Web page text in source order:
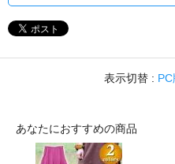
表示切替 :
あなたにおすすめの商品